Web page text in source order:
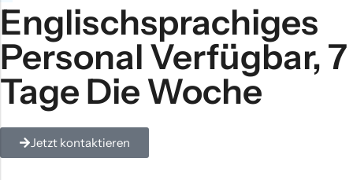
JETZT KAUFEN
Verbindung.
Perfekt für die
Arbeit, zum
Streamen und
für den täglichen
Gebrauch!
Englischsprachiges
Personal Verfügbar, 7
Tage Die Woche
Jetzt kontaktieren